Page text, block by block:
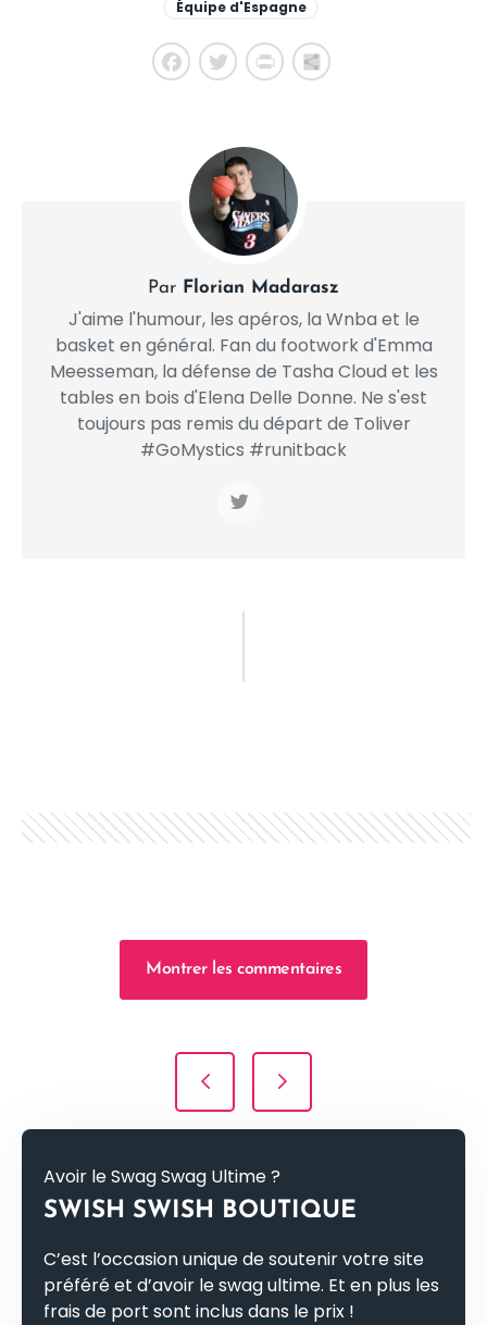
Équipe d'Espagne
Par Florian Madarasz
J'aime l'humour, les apéros, la Wnba et le
basket en général. Fan du footwork d'Emma
Meesseman, la défense de Tasha Cloud et les
tables en bois d'Elena Delle Donne. Ne s'est
toujours pas remis du départ de Toliver
#GoMystics #runitback
Montrer les commentaires
Navigation de l’article
Avoir le Swag Swag Ultime ?
SWISH SWISH BOUTIQUE
C’est l’occasion unique de soutenir votre site
préféré et d’avoir le swag ultime. Et en plus les
frais de port sont inclus dans le prix !